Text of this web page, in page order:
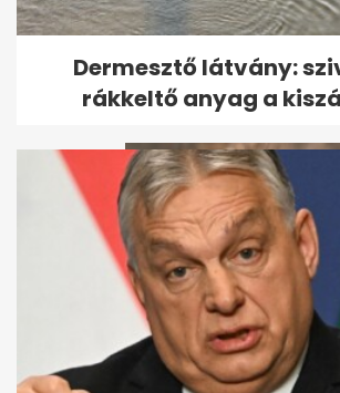
Felkavaró
a hároméves
Dermesztő látvány:
rákkeltő anyag a